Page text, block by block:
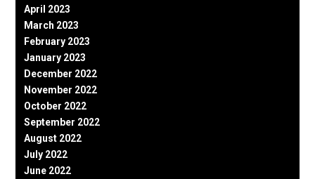
April 2023
March 2023
February 2023
January 2023
December 2022
November 2022
October 2022
September 2022
August 2022
July 2022
June 2022